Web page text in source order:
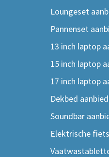
Loungeset
Pannenset
13 inch laptop
15 inch laptop
17 inch laptop
Dekbed
Soundbar
Elektrische